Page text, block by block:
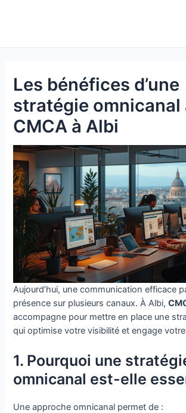
Les bénéfices d’une
stratégie omnicanal
CMCA à Albi
Aujourd’hui, une communication efficace
présence sur plusieurs canaux. À Albi,
accompagne pour mettre en place une
qui optimise votre visibilité et engage
1. Pourquoi une
omnicanal est-elle
Une approche omnicanal permet de :